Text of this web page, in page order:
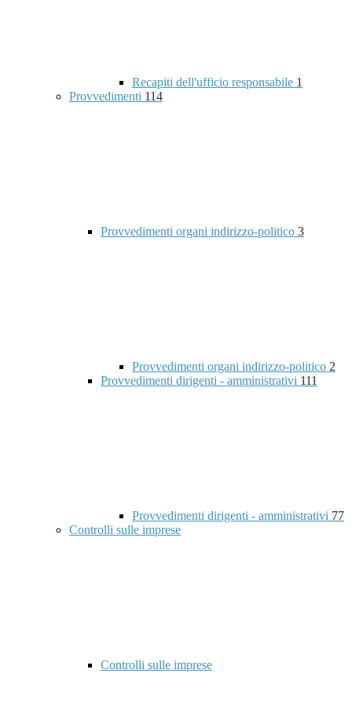
Recapiti dell'ufficio responsabile 1
Provvedimenti 114
Provvedimenti organi indirizzo-politico 3
Provvedimenti organi indirizzo-politico 2
Provvedimenti dirigenti - amministrativi 111
Provvedimenti dirigenti - amministrativi 77
Controlli sulle imprese
Controlli sulle imprese